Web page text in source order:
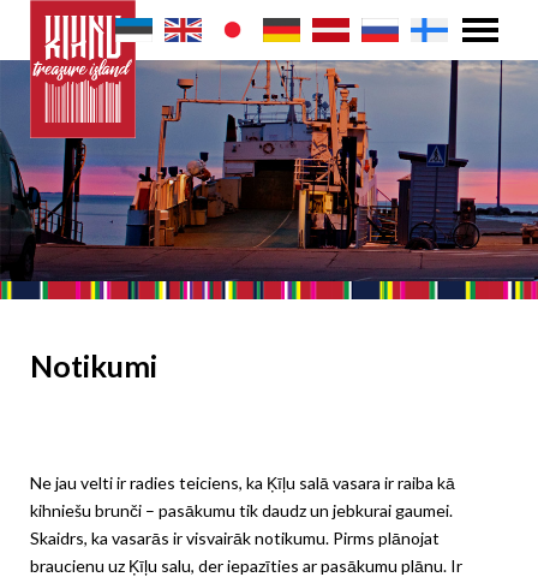
Notikumi
Ne jau velti ir radies teiciens, ka Ķīļu salā vasara ir raiba kā
kihniešu brunči – pasākumu tik daudz un jebkurai gaumei.
Skaidrs, ka vasarās ir visvairāk notikumu. Pirms plānojat
braucienu uz Ķīļu salu, der iepazīties ar pasākumu plānu. Ir